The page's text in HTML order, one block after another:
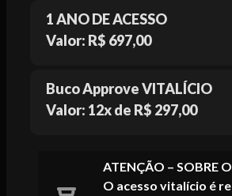
1 ANO DE ACESSO
Valor: R$ 697,00
Buco Approve VITALÍCIO
Valor: 12x de R$ 297,00
ATENÇÃO – SOBRE
O acesso vitalício é